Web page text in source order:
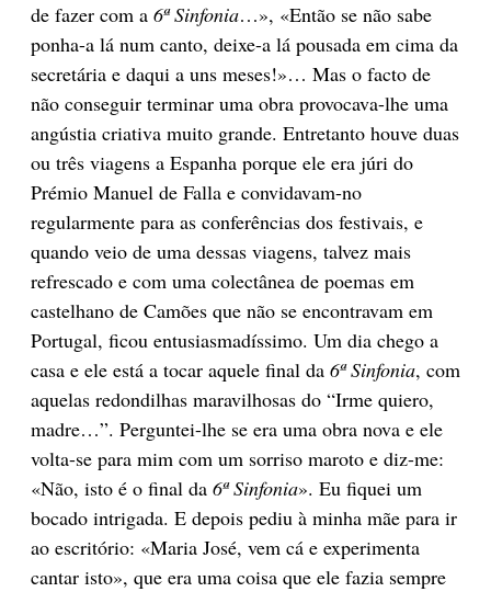
de fazer com a 6ª Sinfonia…», «Então se não sabe
ponha-a lá num canto, deixe-a lá pousada em cima da
secretária e daqui a uns meses!»… Mas o facto de
não conseguir terminar uma obra provocava-lhe uma
angústia criativa muito grande. Entretanto houve duas
ou três viagens a Espanha porque ele era júri do
Prémio Manuel de Falla e convidavam-no
regularmente para as conferências dos festivais, e
quando veio de uma dessas viagens, talvez mais
refrescado e com uma colectânea de poemas em
castelhano de Camões que não se encontravam em
Portugal, ficou entusiasmadíssimo. Um dia chego a
casa e ele está a tocar aquele final da 6ª Sinfonia, com
aquelas redondilhas maravilhosas do “Irme quiero,
madre…”. Perguntei-lhe se era uma obra nova e ele
volta-se para mim com um sorriso maroto e diz-me:
«Não, isto é o final da 6ª Sinfonia». Eu fiquei um
bocado intrigada. E depois pediu à minha mãe para ir
ao escritório: «Maria José, vem cá e experimenta
cantar isto», que era uma coisa que ele fazia sempre